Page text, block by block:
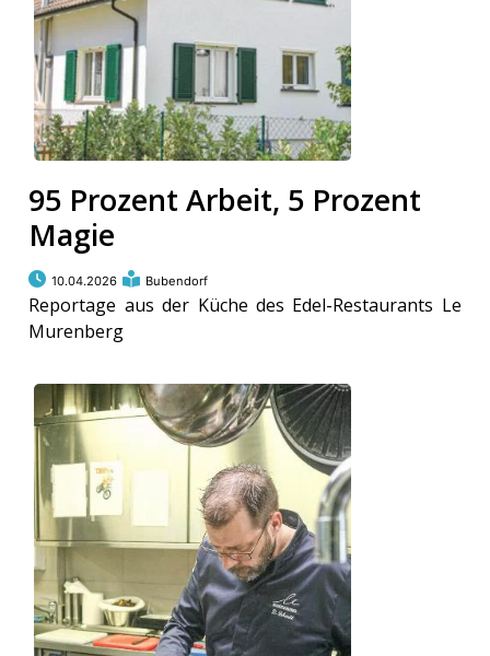
95 Prozent Arbeit, 5 Prozent
Magie
10.04.2026 Bubendorf
Reportage aus der Küche des Edel-Restaurants Le
Murenberg